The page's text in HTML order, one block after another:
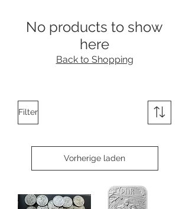
No products to show
here
Back to Shopping
Filter
Vorherige laden